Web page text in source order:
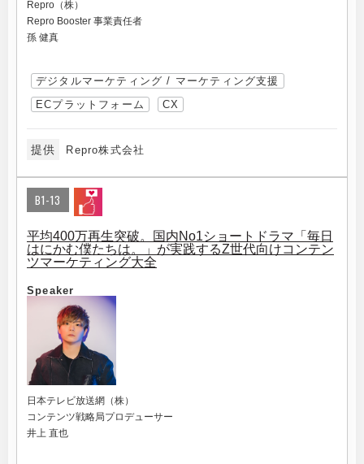
Repro（株）
Repro Booster 事業責任者
孫 健真
デジタルマーケティング / マーケティング支援
ECプラットフォーム
CX
提供 Repro株式会社
B1-13
平均400万再生突破。国内No1ショートドラマ「毎日
はにかむ僕たちは。」が実践するZ世代向けコンテン
ツマーケティング大全
Speaker
日本テレビ放送網（株）
コンテンツ戦略局プロデューサー
井上 直也